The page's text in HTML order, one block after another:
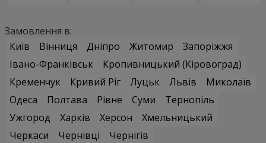
Замовлення в:
Київ
Вінниця Дніпро Житомир
Запоріжжя
Івано-Франківськ
Кропивницький (Кіровоград)
Кременчук
Кривий Ріг Луцьк Львів
Миколаїв
Одеса
Полтава Рівне Суми
Тернопіль
Ужгород
Харків Херсон
Хмельницький
Черкаси
Чернівці
Чернігів